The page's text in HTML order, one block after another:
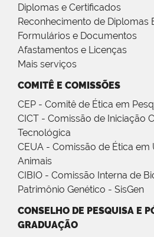
Diplomas e Certificados
Reconhecimento de Diplomas
Formulários e Documentos
Afastamentos e Licenças
Mais serviços
COMITÊ E COMISSÕES
CEP - Comitê de Ética em
CICT - Comissão de Iniciação
Tecnológica
CEUA - Comissão de Ética em
Animais
CIBIO - Comissão Interna de
Patrimônio Genético - SisGen
CONSELHO DE PESQUISA E
GRADUAÇÃO